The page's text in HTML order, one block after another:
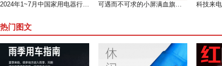
2024年1~7月中国家用电器行业运行形势分析（上） 可遇而不可求的小屏满血旗舰--魅族 18测评
热门图文